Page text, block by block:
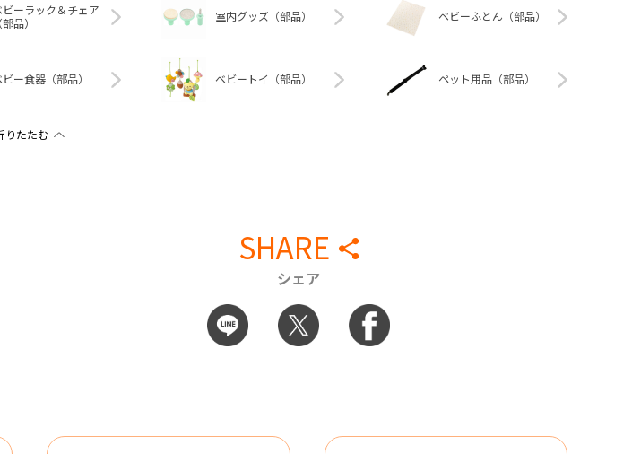
ビーラック＆チェア
部品）
室内グッズ（部品） ベビーふとん（部品）
ビー食器（部品） ベビートイ（部品） ペット用品（部品）
SHARE
シェア